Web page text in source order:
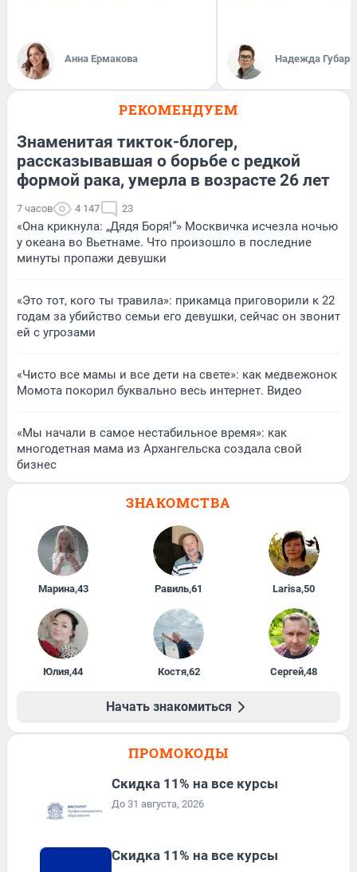
Анна Ермакова Надежда Губарь
РЕКОМЕНДУЕМ
Знаменитая тикток-блогер,
рассказывавшая о борьбе с редкой
формой рака, умерла в возрасте 26 лет
7 часов 4 147 23
«Она крикнула: „Дядя Боря!“» Москвичка исчезла ночью
у океана во Вьетнаме. Что произошло в последние
минуты пропажи девушки
«Это тот, кого ты травила»: прикамца приговорили к 22
годам за убийство семьи его девушки, сейчас он звонит
ей с угрозами
«Чисто все мамы и все дети на свете»: как медвежонок
Момота покорил буквально весь интернет. Видео
«Мы начали в самое нестабильное время»: как
многодетная мама из Архангельска создала свой
бизнес
ЗНАКОМСТВА
Марина,43 Равиль,61 Larisa,50
Юлия,44 Костя,62 Сергей,48
Начать знакомиться
ПРОМОКОДЫ
Скидка 11% на все курсы
До 31 августа, 2026
Скидка 11% на все курсы